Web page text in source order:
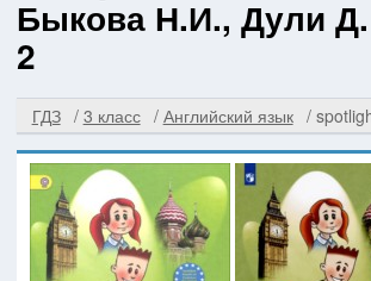
Быкова Н.И., Дули Д.
2
ГДЗ 3 класс Английский язык